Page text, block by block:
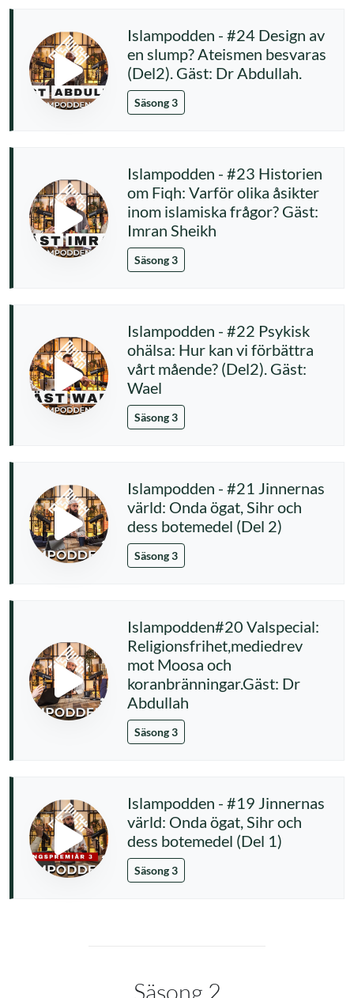
Islampodden - #24 Design av
en slump? Ateismen besvaras
(Del2). Gäst: Dr Abdullah.
Säsong 3
Islampodden - #23 Historien
om Fiqh: Varför olika åsikter
inom islamiska frågor? Gäst:
Imran Sheikh
Säsong 3
Islampodden - #22 Psykisk
ohälsa: Hur kan vi förbättra
vårt mående? (Del2). Gäst:
Wael
Säsong 3
Islampodden - #21 Jinnernas
värld: Onda ögat, Sihr och
dess botemedel (Del 2)
Säsong 3
Islampodden#20 Valspecial:
Religionsfrihet,mediedrev
mot Moosa och
koranbränningar.Gäst: Dr
Abdullah
Säsong 3
Islampodden - #19 Jinnernas
värld: Onda ögat, Sihr och
dess botemedel (Del 1)
Säsong 3
Säsong 2